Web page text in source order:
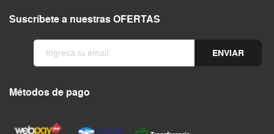
Suscríbete a nuestras OFERTAS
ENVIAR
Métodos de pago